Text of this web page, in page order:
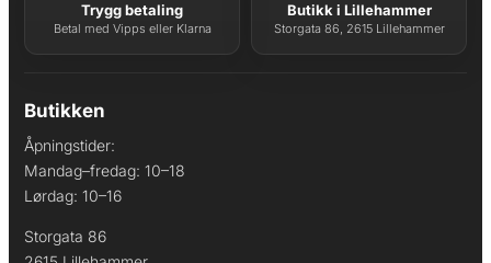
Trygg betaling
Betal med Vipps eller Klarna
Butikk i Lillehammer
Storgata 86, 2615 Lillehammer
Butikken
Åpningstider:
Mandag–fredag: 10–18
Lørdag: 10–16
Storgata 86